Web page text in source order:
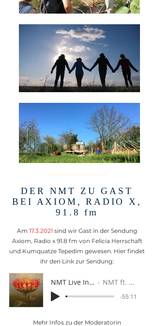
DER NMT ZU GAST
BEI AXIOM, RADIO X,
91.8 fm
Am 17.3.2021 sind wir Gast in der Sendung
Axiom, Radio x 91.8 fm von Felicia Herrschaft
und Kumquatze Tepedim gewesen. Hier findet
ihr den Link zur Sendung:
Mehr Infos zu der Moderatorin
NMT Live Interview März'21 NMT ft. Axiom @ RadioX
-55:11